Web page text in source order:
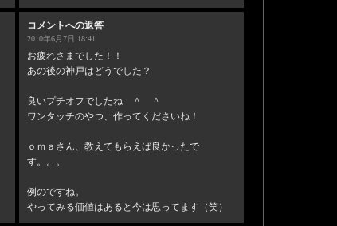
コメントへの返答
2010年6月7日 18:41
お疲れさまでした！！
あの後の神戸はどうでした？
良いプチオフでしたね ＾ ＾
ワンタッチのやつ、作ってくださいね！
ｏｍａさん、教えてもらえば良かったで
す。。。
例のですね。
やってみる価値はあると今は思ってます（笑）